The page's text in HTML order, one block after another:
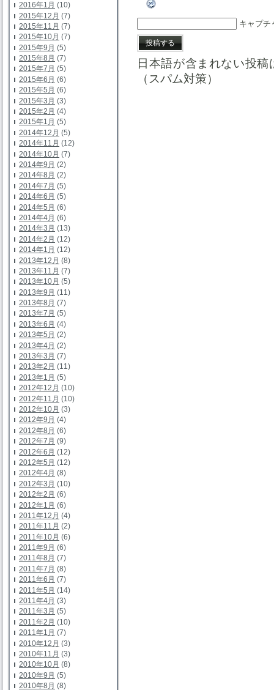
2016年1月 (10)
2015年12月 (7)
2015年11月 (7)
2015年10月 (7)
2015年9月 (5)
2015年8月 (7)
2015年7月 (5)
2015年6月 (6)
2015年5月 (6)
2015年3月 (3)
2015年2月 (4)
2015年1月 (5)
2014年12月 (5)
2014年11月 (12)
2014年10月 (7)
2014年9月 (2)
2014年8月 (2)
2014年7月 (5)
2014年6月 (5)
2014年5月 (6)
2014年4月 (6)
2014年3月 (13)
2014年2月 (12)
2014年1月 (12)
2013年12月 (8)
2013年11月 (7)
2013年10月 (5)
2013年9月 (11)
2013年8月 (7)
2013年7月 (5)
2013年6月 (4)
2013年5月 (2)
2013年4月 (2)
2013年3月 (7)
2013年2月 (11)
2013年1月 (5)
2012年12月 (10)
2012年11月 (10)
2012年10月 (3)
2012年9月 (4)
2012年8月 (6)
2012年7月 (9)
2012年6月 (12)
2012年5月 (12)
2012年4月 (8)
2012年3月 (10)
2012年2月 (6)
2012年1月 (6)
2011年12月 (4)
2011年11月 (2)
2011年10月 (6)
2011年9月 (6)
2011年8月 (7)
2011年7月 (8)
2011年6月 (7)
2011年5月 (14)
2011年4月 (3)
2011年3月 (5)
2011年2月 (10)
2011年1月 (7)
2010年12月 (3)
2010年11月 (3)
2010年10月 (8)
2010年9月 (5)
2010年8月 (8)
キャプチ
日本語が含まれない投
（スパム対策）